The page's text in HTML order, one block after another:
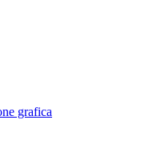
grafica